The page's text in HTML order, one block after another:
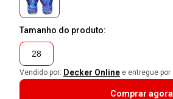
Tamanho do produto:
28
Vendido por: Decker Online e entregue por
Comprar agora